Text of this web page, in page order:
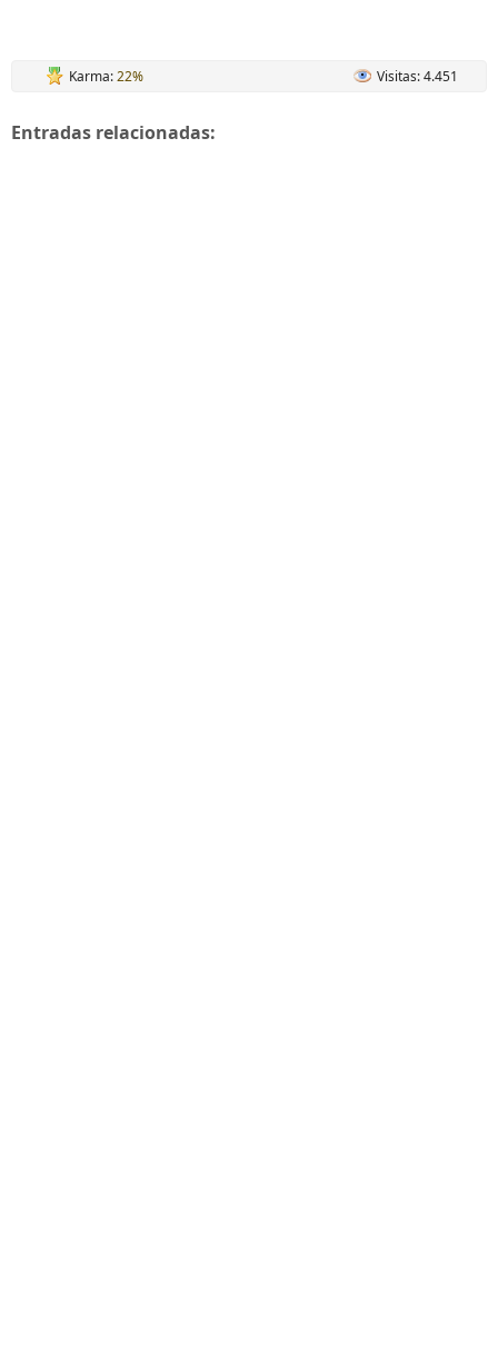
Karma:22% Visitas: 4.451
Entradas relacionadas: